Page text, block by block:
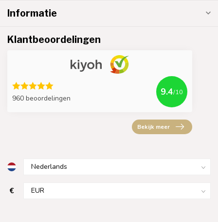
Informatie
Klantbeoordelingen
960 beoordelingen
9.4/10
Bekijk meer
€